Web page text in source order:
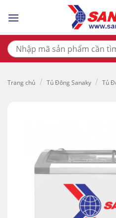
Tìm
kiếm:
Trang chủ / Tủ Đông Sanaky / Tủ